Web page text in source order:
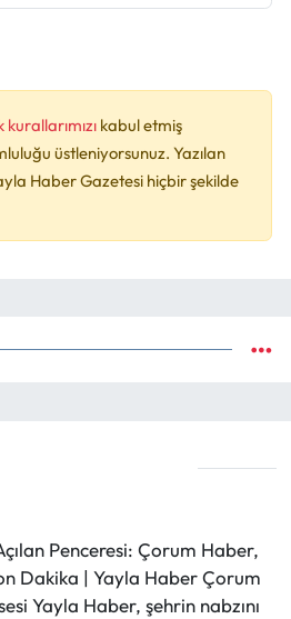
kabul etmiş
üstleniyorsunuz. Yazılan
Haber Gazetesi hiçbir şekilde
Penceresi: Çorum Haber,
Dakika | Yayla Haber Çorum
Yayla Haber, şehrin nabzını